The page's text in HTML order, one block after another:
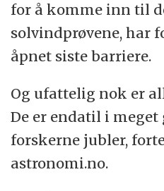
for å komme inn til
solvindprøvene, har
åpnet siste barriere.
Og ufattelig nok er
De er endatil i meget
forskerne jubler,
astronomi.no.